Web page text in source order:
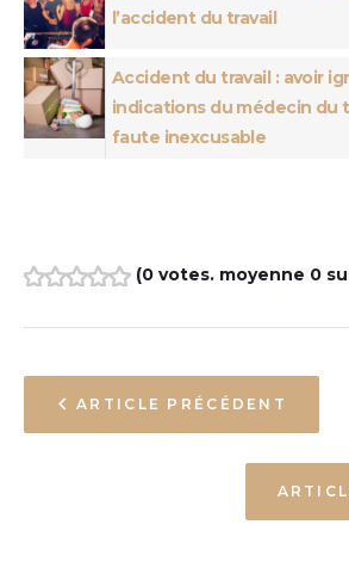
l’accident du travail
Accident du travail : avoir
indications du médecin du
faute inexcusable
(0 votes. moyenne 0
ARTICLE PRÉCÉDENT